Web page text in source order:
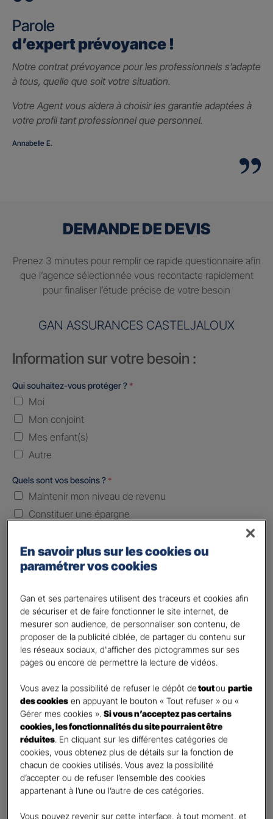
Parole
d’expert prévoyance !
Notre contrat prévoyance pour les professionnels s’adapte
à tous, quelle que soit votre situation.
Votre Agent vous aidera à choisir les garantie adaptées à
votre profil tant professionnel que personnel.
Annabelle E.
DEMANDE DE DEVIS
Prenez 3 minutes pour remplir ce rapide questionnaire afin
que l’agence sélectionnée vous recontacte rapidement
pour finaliser l’étude précise de votre besoin
GAN ASSURANCES CASTELJALOUX
Information sur votre besoin :
Qui souhaitez-vous protéger ? *
Moi
Mon conjoint
Mes enfant(s)
Autre
Quels sont vos besoins ? *
Maintenir mon niveau de revenu
Constituer une épargne
Percevoir un complément de revenu
Optimiser ma fiscalité
Plusieurs choix possibles
Vos informations :
Etes-vous déjà client Gan assurances ?*
Oui
Non
Civilité*
Madame
Monsieur
Contact*
En savoir plus sur les cookies ou
paramétrer vos cookies
Gan et ses partenaires utilisent des traceurs et cookies afin
de sécuriser et de faire fonctionner le site internet, de
mesurer son audience, de personnaliser son contenu, de
proposer de la publicité ciblée, de partager du contenu sur
les réseaux sociaux, d'afficher des pictogrammes sur ses
pages ou encore de permettre la lecture de vidéos.
Vous avez la possibilité de refuser le dépôt detoutoupartie
des cookies en appuyant le bouton « Tout refuser » ou «
Gérer mes cookies ».Si vous n’acceptez pas certains
cookies, les fonctionnalités du site pourraient être
réduites . En cliquant sur les différentes catégories de
cookies, vous obtenez plus de détails sur la fonction de
chacun de cookies utilisés. Vous avez la possibilité
d’accepter ou de refuser l’ensemble des cookies
appartenant à l’une ou l’autre de ces catégories.
Vous pouvez revenir sur cette interface, à tout moment, et